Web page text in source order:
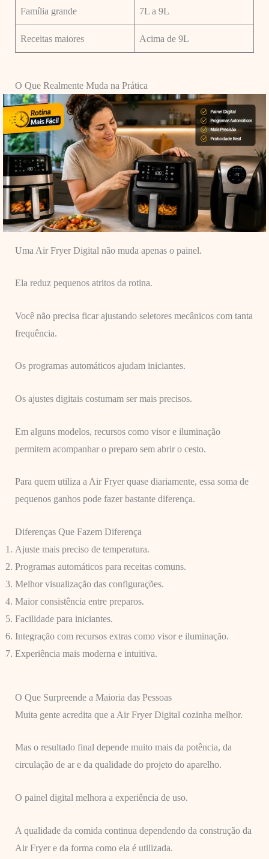
Família grande 7L a 9L
Receitas maiores Acima de 9L
O Que Realmente Muda na Prática
Uma Air Fryer Digital não muda apenas o painel.
Ela reduz pequenos atritos da rotina.
Você não precisa ficar ajustando seletores mecânicos com tanta
frequência.
Os programas automáticos ajudam iniciantes.
Os ajustes digitais costumam ser mais precisos.
Em alguns modelos, recursos como visor e iluminação
permitem acompanhar o preparo sem abrir o cesto.
Para quem utiliza a Air Fryer quase diariamente, essa soma de
pequenos ganhos pode fazer bastante diferença.
Diferenças Que Fazem Diferença
Ajuste mais preciso de temperatura.
Programas automáticos para receitas comuns.
Melhor visualização das configurações.
Maior consistência entre preparos.
Facilidade para iniciantes.
Integração com recursos extras como visor e iluminação.
Experiência mais moderna e intuitiva.
O Que Surpreende a Maioria das Pessoas
Muita gente acredita que a Air Fryer Digital cozinha melhor.
Mas o resultado final depende muito mais da potência, da
circulação de ar e da qualidade do projeto do aparelho.
O painel digital melhora a experiência de uso.
A qualidade da comida continua dependendo da construção da
Air Fryer e da forma como ela é utilizada.